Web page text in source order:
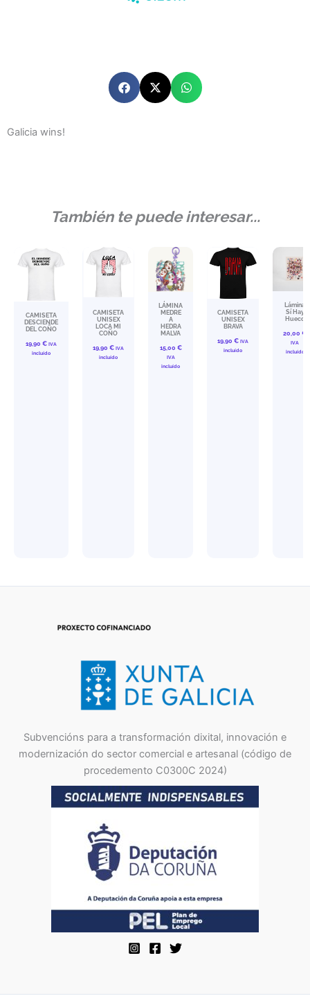
Galicia wins!
También te puede interesar...
CAMISETA
DESCIENDE
DEL COÑO
19,90 € IVA
incluído
CAMISETA
UNISEX
LOCA MI
COÑO
19,90 € IVA
incluído
LÁMINA
MEDRE
A
HEDRA
MALVA
15,00 €
IVA
incluído
CAMISETA
UNISEX
BRAVA
19,90 € IVA
incluído
Lámina
Sí Hay
Hueco
20,00 €
IVA
incluído
Subvencións para a transformación dixital, innovación e
modernización do sector comercial e artesanal (código de
procedemento C0300C 2024)